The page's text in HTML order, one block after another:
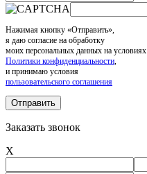
Нажимая кнопку «Отправить»,
я даю согласие на обработку
моих персональных данных на условиях
Политики конфиденциальности,
и принимаю условия
пользовательского соглашения
Заказать звонок
X